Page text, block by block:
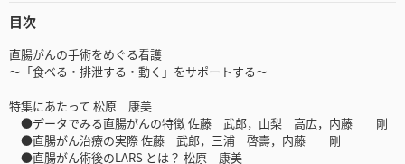
目次
直腸がんの手術をめぐる看護
～「食べる・排泄する・動く」をサポートする～
特集にあたって 松原 康美
●データでみる直腸がんの特徴 佐藤 武郎，山梨 高広，内藤 剛
●直腸がん治療の実際 佐藤 武郎，三浦 啓壽，内藤 剛
●直腸がん術後のLARS とは？ 松原 康美